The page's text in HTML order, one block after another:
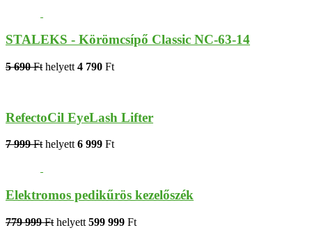
STALEKS - Körömcsípő Classic NC-63-14
5 690 Ft helyett 4 790 Ft
RefectoCil EyeLash Lifter
7 999 Fthelyett6 999 Ft
Elektromos pedikűrös kezelőszék
779 999 Ft helyett 599 999 Ft